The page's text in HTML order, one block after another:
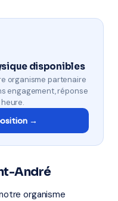
disponibles
organisme partenaire
engagement, réponse
→
André
organisme